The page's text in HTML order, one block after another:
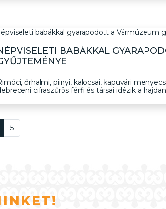
BABÁKKAL
őrhalmi, piinyi, kalocsai, kapuvári
cifraszűrös férfi és társai idézik a
5